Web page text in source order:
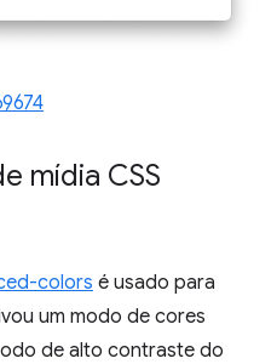
mídia CSS
colors é usado para
um modo de cores
de alto contraste do